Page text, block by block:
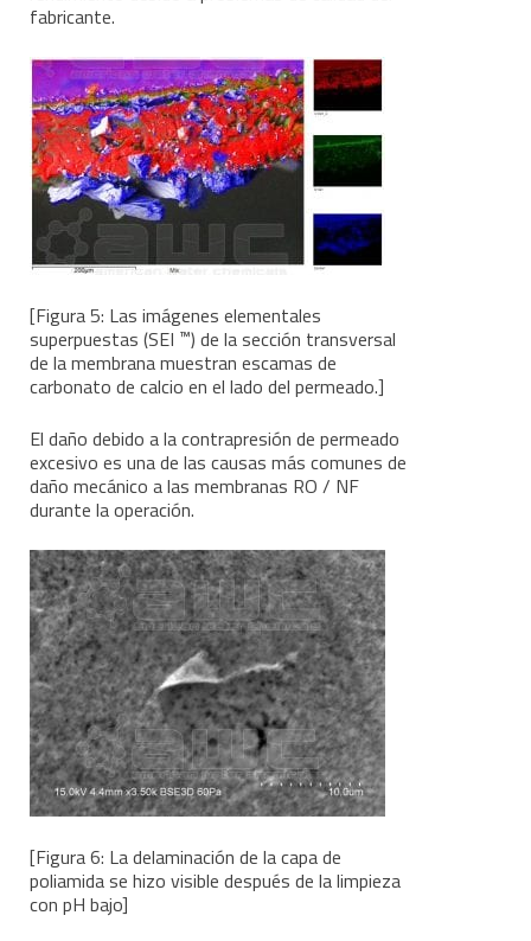
fabricante.
[Figura 5: Las imágenes elementales
superpuestas (SEI ™) de la sección transversal
de la membrana muestran escamas de
carbonato de calcio en el lado del permeado.]
El daño debido a la contrapresión de permeado
excesivo es una de las causas más comunes de
daño mecánico a las membranas RO / NF
durante la operación.
[Figura 6: La delaminación de la capa de
poliamida se hizo visible después de la limpieza
con pH bajo]